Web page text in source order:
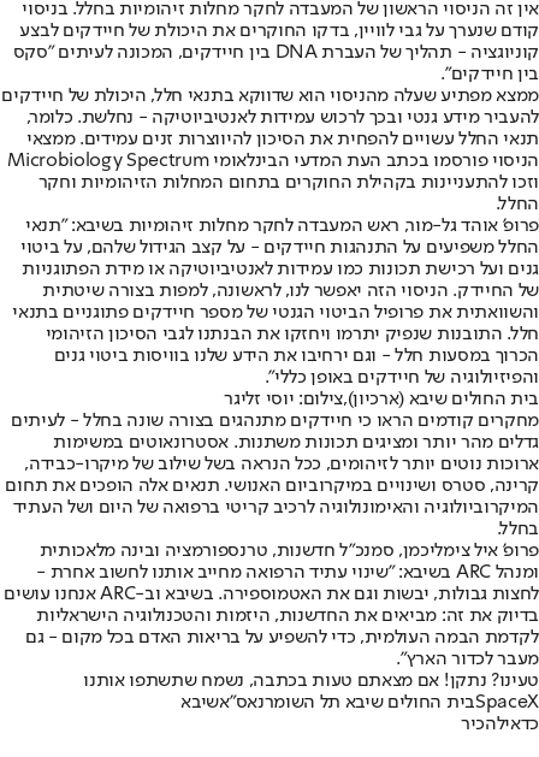
אין זה הניסוי הראשון של המעבדה לחקר מחלות זיהומיות בחלל. בניסוי
קודם שנערך על גבי לוויין, בדקו החוקרים את היכולת של חיידקים לבצע
קוניוגציה - תהליך של העברת DNA בין חיידקים, המכונה לעיתים "סקס
בין חיידקים".
ממצא מפתיע שעלה מהניסוי הוא שדווקא בתנאי חלל, היכולת של חיידקים
להעביר מידע גנטי ובכך לרכוש עמידות לאנטיביוטיקה - נחלשת. כלומר,
תנאי החלל עשויים להפחית את הסיכון להיווצרות זנים עמידים. ממצאי
הניסוי פורסמו בכתב העת המדעי הבינלאומי Microbiology Spectrum
וזכו להתעניינות בקהילת החוקרים בתחום המחלות הזיהומיות וחקר
החלל.
פרופ’ אוהד גל-מור, ראש המעבדה לחקר מחלות זיהומיות בשיבא: "תנאי
החלל משפיעים על התנהגות חיידקים - על קצב הגידול שלהם, על ביטוי
גנים ועל רכישת תכונות כמו עמידות לאנטיביוטיקה או מידת הפתוגניות
של החיידק. הניסוי הזה יאפשר לנו, לראשונה, למפות בצורה שיטתית
והשוואתית את פרופיל הביטוי הגנטי של מספר חיידקים פתוגניים בתנאי
חלל. התובנות שנפיק יתרמו ויחזקו את הבנתנו לגבי הסיכון הזיהומי
הכרוך במסעות חלל - וגם ירחיבו את הידע שלנו בוויסות ביטוי גנים
והפיזיולוגיה של חיידקים באופן כללי".
בית החולים שיבא (ארכיון),צילום: יוסי זליגר
מחקרים קודמים הראו כי חיידקים מתנהגים בצורה שונה בחלל - לעיתים
גדלים מהר יותר ומציגים תכונות משתנות. אסטרונאוטים במשימות
ארוכות נוטים יותר לזיהומים, ככל הנראה בשל שילוב של מיקרו-כבידה,
קרינה, סטרס ושינויים במיקרוביום האנושי. תנאים אלה הופכים את תחום
המיקרוביולוגיה והאימונולוגיה לרכיב קריטי ברפואה של היום ושל העתיד
בחלל.
פרופ' איל צימליכמן, סמנכ"ל חדשנות, טרנספורמציה ובינה מלאכותית
ומנהל ARC בשיבא: "שינוי עתיד הרפואה מחייב אותנו לחשוב אחרת -
לחצות גבולות, יבשות וגם את האטמוספירה. בשיבא וב-ARC אנחנו עושים
בדיוק את זה: מביאים את החדשנות, היזמות והטכנולוגיה הישראליות
לקדמת הבמה העולמית, כדי להשפיע על בריאות האדם בכל מקום - גם
מעבר לכדור הארץ".
טעינו? נתקן! אם מצאתם טעות בכתבה, נשמח שתשתפו אותנו
SpaceXבית החולים שיבא תל השומרנאס"אשיבא
כדאילהכיר